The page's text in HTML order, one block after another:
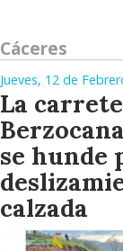
Cáceres
Jueves, 12 de
La
se hunde
calzada